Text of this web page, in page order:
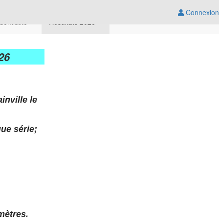
Connexion
Résultats 2026
le
série;